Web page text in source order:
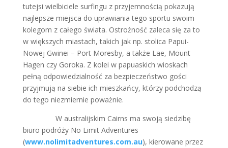
tutejsi wielbiciele surfingu z przyjemnością pokazują
najlepsze miejsca do uprawiania tego sportu swoim
kolegom z całego świata. Ostrożność zaleca się za to
w większych miastach, takich jak np. stolica Papui-
Nowej Gwinei – Port Moresby, a także Lae, Mount
Hagen czy Goroka. Z kolei w papuaskich wioskach
pełną odpowiedzialność za bezpieczeństwo gości
przyjmują na siebie ich mieszkańcy, którzy podchodzą
do tego niezmiernie poważnie.
W australijskim Cairns ma swoją siedzibę
biuro podróży No Limit Adventures
(www.nolimitadventures.com.au), kierowane przez